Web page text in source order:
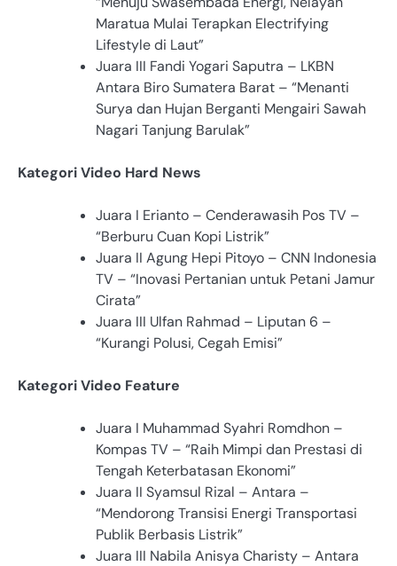
Maratua Mulai Terapkan Electrifying
Lifestyle di Laut”
Juara III Fandi Yogari Saputra – LKBN
Antara Biro Sumatera Barat – “Menanti
Surya dan Hujan Berganti Mengairi Sawah
Nagari Tanjung Barulak”
Kategori Video Hard News
Juara I Erianto – Cenderawasih Pos TV –
“Berburu Cuan Kopi Listrik”
Juara II Agung Hepi Pitoyo – CNN Indonesia
TV – “Inovasi Pertanian untuk Petani Jamur
Cirata”
Juara III Ulfan Rahmad – Liputan 6 –
“Kurangi Polusi, Cegah Emisi”
Kategori Video Feature
Juara I Muhammad Syahri Romdhon –
Kompas TV – “Raih Mimpi dan Prestasi di
Tengah Keterbatasan Ekonomi”
Juara II Syamsul Rizal – Antara –
“Mendorong Transisi Energi Transportasi
Publik Berbasis Listrik”
Juara III Nabila Anisya Charisty – Antara